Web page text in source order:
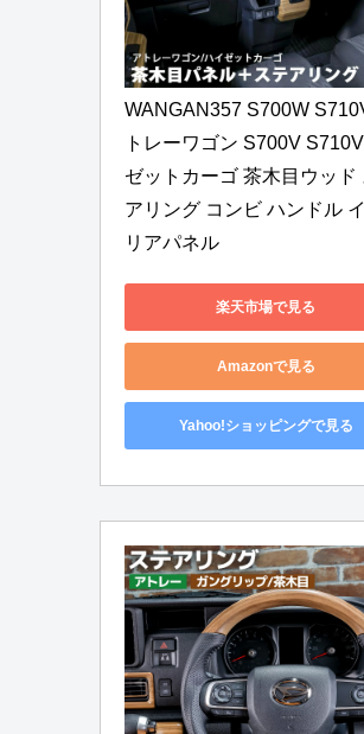
WANGAN357 S700W
トレーワゴン S700V
ゼットカーゴ 茶木目ウッド
アリング コンビ ハンドル
リアパネル
楽天市場で見る
Amazonで見る
Yahoo!ショッピングで見る